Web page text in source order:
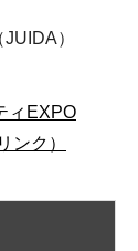
）
ィEXPO
ンク）